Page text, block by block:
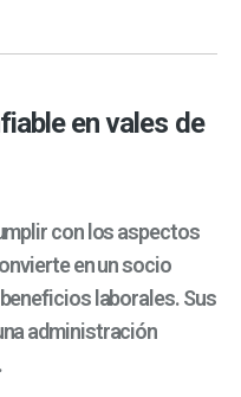
en vales de
con los aspectos
en un socio
laborales. Sus
administración